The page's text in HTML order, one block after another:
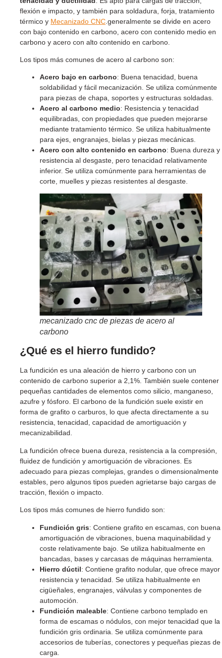
flexión e impacto, y también para soldadura, forja, tratamiento
térmico y Mecanizado CNC .generalmente se divide en acero
con bajo contenido en carbono, acero con contenido medio en
carbono y acero con alto contenido en carbono.
Los tipos más comunes de acero al carbono son:
Acero bajo en carbono: Buena tenacidad, buena
soldabilidad y fácil mecanización. Se utiliza comúnmente
para piezas de chapa, soportes y estructuras soldadas.
Acero al carbono medio: Resistencia y tenacidad
equilibradas, con propiedades que pueden mejorarse
mediante tratamiento térmico. Se utiliza habitualmente
para ejes, engranajes, bielas y piezas mecánicas.
Acero con alto contenido en carbono: Buena dureza y
resistencia al desgaste, pero tenacidad relativamente
inferior. Se utiliza comúnmente para herramientas de
corte, muelles y piezas resistentes al desgaste.
mecanizado cnc de piezas de acero al
carbono
¿Qué es el hierro fundido?
La fundición es una aleación de hierro y carbono con un
contenido de carbono superior a 2,1%. También suele contener
pequeñas cantidades de elementos como silicio, manganeso,
azufre y fósforo. El carbono de la fundición suele existir en
forma de grafito o carburos, lo que afecta directamente a su
resistencia, tenacidad, capacidad de amortiguación y
mecanizabilidad.
La fundición ofrece buena dureza, resistencia a la compresión,
fluidez de fundición y amortiguación de vibraciones. Es
adecuado para piezas complejas, grandes o dimensionalmente
estables, pero algunos tipos pueden agrietarse bajo cargas de
tracción, flexión o impacto.
Los tipos más comunes de hierro fundido son:
Fundición gris: Contiene grafito en escamas, con buena
amortiguación de vibraciones, buena maquinabilidad y
coste relativamente bajo. Se utiliza habitualmente en
bancadas, bases y carcasas de máquinas herramienta.
Hierro dúctil: Contiene grafito nodular, que ofrece mayor
resistencia y tenacidad. Se utiliza habitualmente en
cigüeñales, engranajes, válvulas y componentes de
automoción.
Fundición maleable: Contiene carbono templado en
forma de escamas o nódulos, con mejor tenacidad que la
fundición gris ordinaria. Se utiliza comúnmente para
accesorios de tuberías, conectores y pequeñas piezas de
carga.